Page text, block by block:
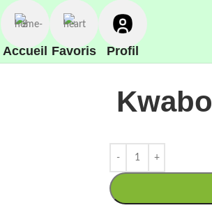
Accueil Favoris Profil
Kwabo